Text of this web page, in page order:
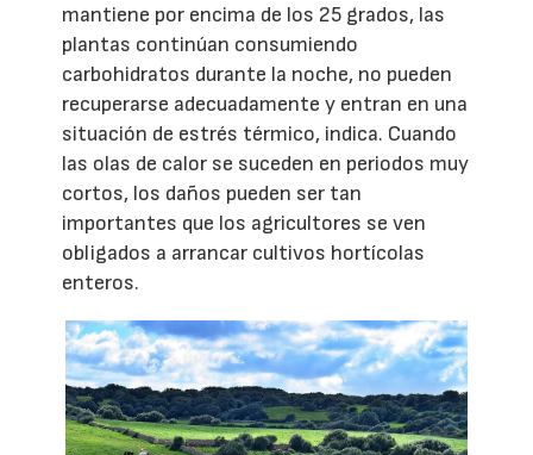
mantiene por encima de los 25 grados, las
plantas continúan consumiendo
carbohidratos durante la noche, no pueden
recuperarse adecuadamente y entran en una
situación de estrés térmico, indica. Cuando
las olas de calor se suceden en periodos muy
cortos, los daños pueden ser tan
importantes que los agricultores se ven
obligados a arrancar cultivos hortícolas
enteros.